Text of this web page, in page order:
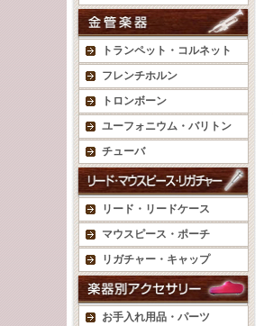
トランペット・コルネット
フレンチホルン
トロンボーン
ユーフォニウム・バリトン
チューバ
リード・リードケース
マウスピース・ポーチ
リガチャー・キャップ
お手入れ用品・パーツ